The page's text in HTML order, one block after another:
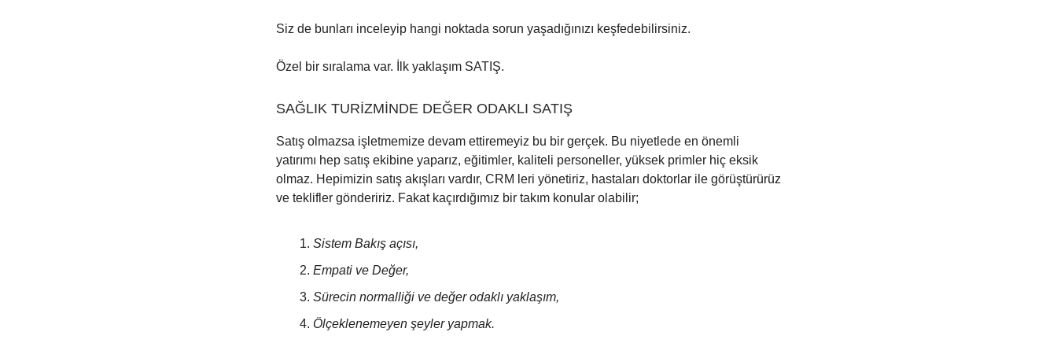
Siz de bunları inceleyip hangi noktada sorun yaşadığınızı keşfedebilirsiniz.
Özel bir sıralama var. İlk yaklaşım SATIŞ.
SAĞLIK TURİZMİNDE DEĞER ODAKLI SATIŞ
Satış olmazsa işletmemize devam ettiremeyiz bu bir gerçek. Bu niyetlede en önemli
yatırımı hep satış ekibine yaparız, eğitimler, kaliteli personeller, yüksek primler hiç eksik
olmaz. Hepimizin satış akışları vardır, CRM leri yönetiriz, hastaları doktorlar ile görüştürürüz
ve teklifler göndeririz. Fakat kaçırdığımız bir takım konular olabilir;
Sistem Bakış açısı,
Empati ve Değer,
Sürecin normalliği ve değer odaklı yaklaşım,
Ölçeklenemeyen şeyler yapmak.